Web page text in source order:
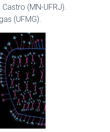
(MN-UFRJ).
(UFMG).